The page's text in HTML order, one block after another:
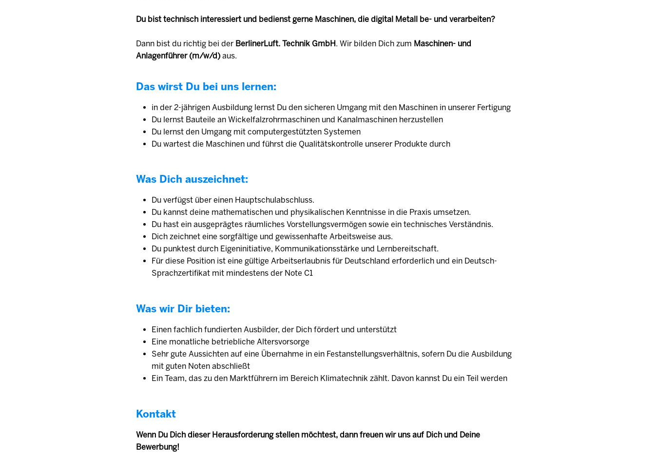
Du bist technisch interessiert und bedienst gerne Maschinen, die digital Metall be- und verarbeiten?
Dann bist du richtig bei der BerlinerLuft. Technik GmbH. Wir bilden Dich zum Maschinen- und
Anlagenführer (m/w/d) aus.
Das wirst Du bei uns lernen:
in der 2-jährigen Ausbildung lernst Du den sicheren Umgang mit den Maschinen in unserer Fertigung
Du lernst Bauteile an Wickelfalzrohrmaschinen und Kanalmaschinen herzustellen
Du lernst den Umgang mit computergestützten Systemen
Du wartest die Maschinen und führst die Qualitätskontrolle unserer Produkte durch
Was Dich auszeichnet:
Du verfügst über einen Hauptschulabschluss.
Du kannst deine mathematischen und physikalischen Kenntnisse in die Praxis umsetzen.
Du hast ein ausgeprägtes räumliches Vorstellungsvermögen sowie ein technisches Verständnis.
Dich zeichnet eine sorgfältige und gewissenhafte Arbeitsweise aus.
Du punktest durch Eigeninitiative, Kommunikationsstärke und Lernbereitschaft.
Für diese Position ist eine gültige Arbeitserlaubnis für Deutschland erforderlich und ein Deutsch-
Sprachzertifikat mit mindestens der Note C1
Was wir Dir bieten:
Einen fachlich fundierten Ausbilder, der Dich fördert und unterstützt
Eine monatliche betriebliche Altersvorsorge
Sehr gute Aussichten auf eine Übernahme in ein Festanstellungsverhältnis, sofern Du die Ausbildung
mit guten Noten abschließt
Ein Team, das zu den Marktführern im Bereich Klimatechnik zählt. Davon kannst Du ein Teil werden
Kontakt
Wenn Du Dich dieser Herausforderung stellen möchtest, dann freuen wir uns auf Dich und Deine
Bewerbung!